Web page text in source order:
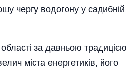
чергу водогону у садибній
за давньою традицією
міста енергетиків, його